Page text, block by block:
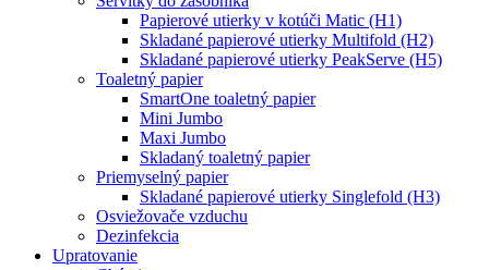
Papierové utierky v kotúči Matic (H1)
Skladané papierové utierky Multifold (H2)
Skladané papierové utierky PeakServe (H5)
Toaletný papier
SmartOne toaletný papier
Mini Jumbo
Maxi Jumbo
Skladaný toaletný papier
Priemyselný papier
Skladané papierové utierky Singlefold (H3)
Osviežovače vzduchu
Dezinfekcia
Upratovanie